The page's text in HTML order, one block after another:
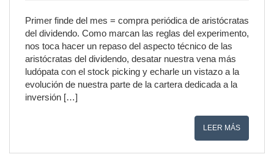
Primer finde del mes = compra periódica de aristócratas
del dividendo. Como marcan las reglas del experimento,
nos toca hacer un repaso del aspecto técnico de las
aristócratas del dividendo, desatar nuestra vena más
ludópata con el stock picking y echarle un vistazo a la
evolución de nuestra parte de la cartera dedicada a la
inversión […]
LEER MÁS